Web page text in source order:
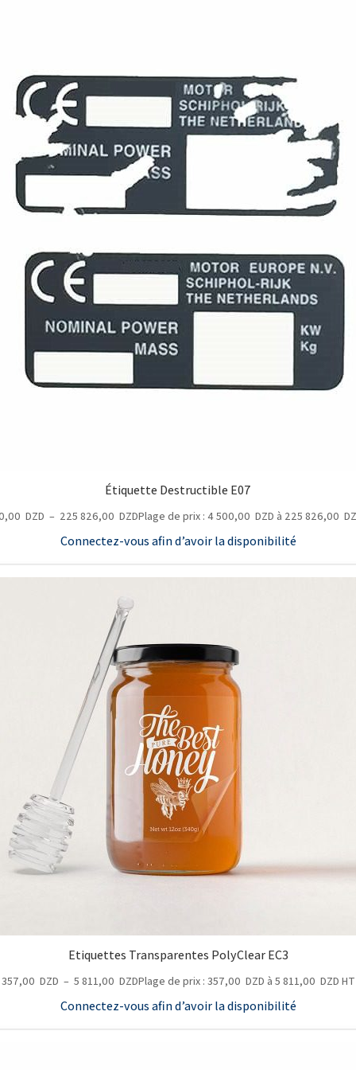
Étiquette Destructible E07
DZD – 225 826,00 DZDPlage de prix : 4 500,00 DZD à 225 826,00
Connectez-vous afin d’avoir la disponibilité
Etiquettes Transparentes PolyClear EC3
357,00 DZD – 5 811,00 DZDPlage de prix : 357,00 DZD à 5 811,00 DZD HT
Connectez-vous afin d’avoir la disponibilité